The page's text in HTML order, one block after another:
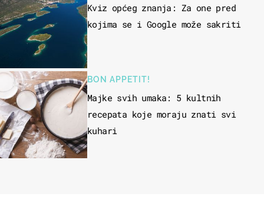
Kviz općeg znanja: Za one pred
kojima se i Google može sakriti
BON APPETIT!
Majke svih umaka: 5 kultnih
recepata koje moraju znati svi
kuhari